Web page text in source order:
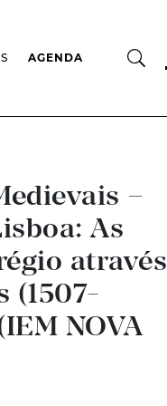
AGENDA
–
As
através
(1507-
NOVA